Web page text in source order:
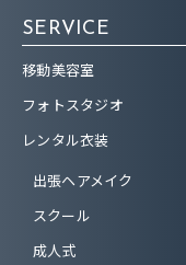
SERVICE
移動美容室
フォトスタジオ
レンタル衣装
出張ヘアメイク
スクール
成人式